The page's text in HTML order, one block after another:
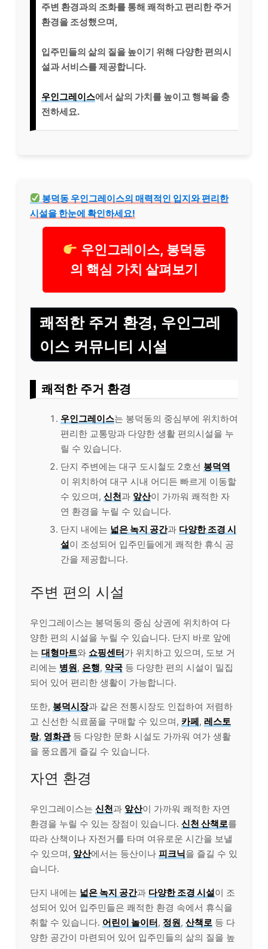
주변 환경과의 조화를 통해 쾌적하고 편리한 주거
환경을 조성했으며,
입주민들의 삶의 질을 높이기 위해 다양한 편의시
설과 서비스를 제공합니다.
우인그레이스에서 삶의 가치를 높이고 행복을 충
전하세요.
봉덕동 우인그레이스의 매력적인 입지와 편리한
시설을 한눈에 확인하세요!
우인그레이스, 봉덕동
의 핵심 가치 살펴보기
쾌적한 주거 환경, 우인그레
이스 커뮤니티 시설
쾌적한 주거 환경
우인그레이스는 봉덕동의 중심부에 위치하여
편리한 교통망과 다양한 생활 편의시설을 누
릴 수 있습니다.
단지 주변에는 대구 도시철도 2호선 봉덕역
이 위치하여 대구 시내 어디든 빠르게 이동할
수 있으며, 신천과 앞산이 가까워 쾌적한 자
연 환경을 누릴 수 있습니다.
단지 내에는 넓은 녹지 공간과 다양한 조경 시
설이 조성되어 입주민들에게 쾌적한 휴식 공
간을 제공합니다.
주변 편의 시설
우인그레이스는 봉덕동의 중심 상권에 위치하여 다
양한 편의 시설을 누릴 수 있습니다. 단지 바로 앞에
는 대형마트와 쇼핑센터가 위치하고 있으며, 도보 거
리에는 병원, 은행, 약국 등 다양한 편의 시설이 밀집
되어 있어 편리한 생활이 가능합니다.
또한, 봉덕시장과 같은 전통시장도 인접하여 저렴하
고 신선한 식료품을 구매할 수 있으며, 카페, 레스토
랑, 영화관등 다양한 문화 시설도 가까워 여가 생활
을 풍요롭게 즐길 수 있습니다.
자연 환경
우인그레이스는 신천과 앞산이 가까워 쾌적한 자연
환경을 누릴 수 있는 장점이 있습니다. 신천 산책로를
따라 산책이나 자전거를 타며 여유로운 시간을 보낼
수 있으며, 앞산에서는 등산이나 피크닉을 즐길 수 있
습니다.
단지 내에는 넓은 녹지 공간과 다양한 조경 시설이 조
성되어 있어 입주민들은 쾌적한 환경 속에서 휴식을
취할 수 있습니다. 어린이 놀이터, 정원, 산책로 등 다
양한 공간이 마련되어 있어 입주민들의 삶의 질을 높